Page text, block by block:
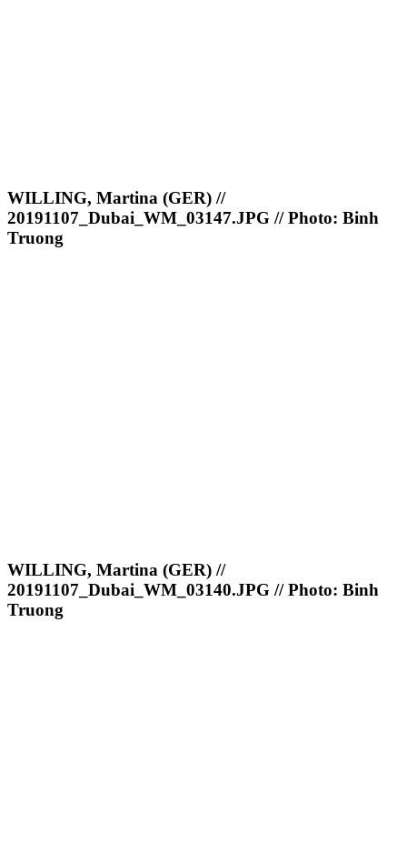
WILLING, Martina (GER) //
20191107_Dubai_WM_03147.JPG // Photo: Binh
Truong
WILLING, Martina (GER) //
20191107_Dubai_WM_03140.JPG // Photo: Binh
Truong